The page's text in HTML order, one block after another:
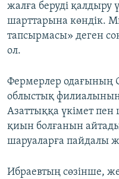
жалға беруді қалдыру
шарттарына көндік.
тапсырмасы» деген
ол.
Фермерлер одағының
облыстық
Азаттыққа үкімет пен
қиын болғанын
шаруаларға пайдалы
Ибраевтың сөзінше,